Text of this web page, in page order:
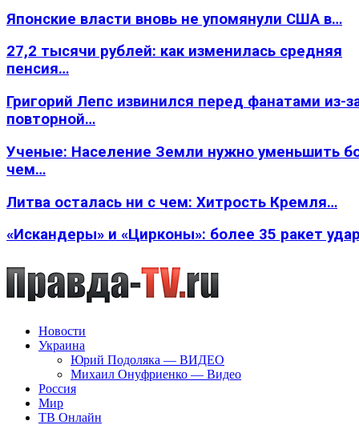
Японские власти вновь не упомянули США в…
27,2 тысячи рублей: как изменилась средняя
пенсия…
Григорий Лепс извинился перед фанатами из-
повторной…
Ученые: Население Земли нужно уменьшить
чем…
Литва осталась ни с чем: Хитрость Кремля…
«Искандеры» и «Цирконы»: более 35 ракет
Новости
Украина
Юрий Подоляка — ВИДЕО
Михаил Онуфриенко — Видео
Россия
Мир
ТВ Онлайн